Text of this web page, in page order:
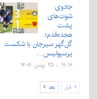
جادوی
شوت‌های
پشت
هجده‌قدم؛
گل‌گهر سیرجان با شکست
پرسپولیس…
۱۹:۱۶ - ۲۵ بهمن ۱۴۰۴
قبل بعد